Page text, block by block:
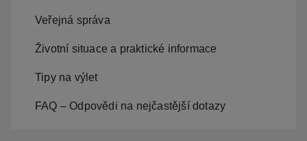
Veřejná správa
Životní situace a praktické informace
Tipy na výlet
FAQ – Odpovědi na nejčastější dotazy